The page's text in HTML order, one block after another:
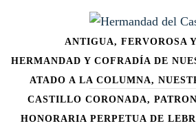
ANTIGUA, FERVOROSA
HERMANDAD Y COFRADÍA DE
ATADO A LA COLUMNA,
CASTILLO CORONADA,
HONORARIA PERPETUA DE